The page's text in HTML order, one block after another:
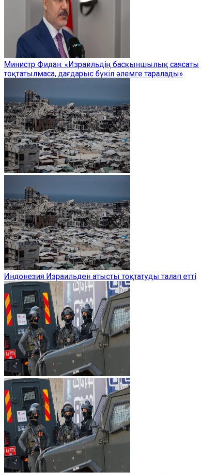
Министр Фидан: «Израильдің басқыншылық саясаты
тоқтатылмаса, дағдарыс бүкіл әлемге таралады»
Индонезия Израильден атысты тоқтатуды талап етті